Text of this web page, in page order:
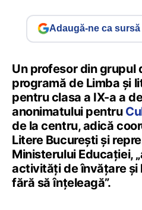
Adaugă-ne ca
Un profesor din grupul
programă de Limba și
pentru clasa a IX-a a
anonimatului pentru
de la centru, adică
Litere București și
Ministerului Educației,
activități de învățare și
fără să înțeleagă”.